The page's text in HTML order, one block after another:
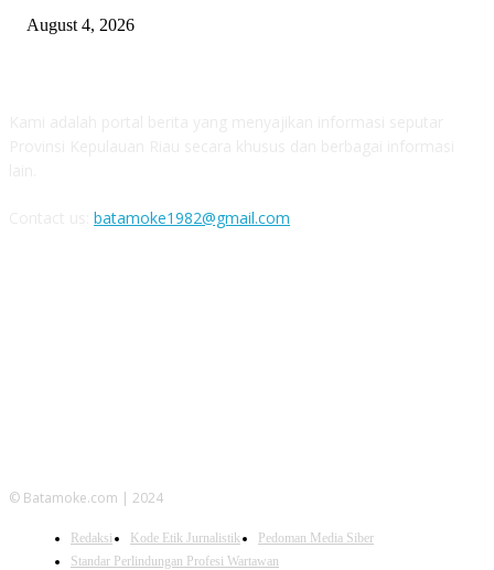
August 4, 2026
batamoke1982@gmail.com
© Batamoke.com | 2024
Redaksi Kode Etik Jurnalistik
Pedoman Media Siber
Standar Perlindungan Profesi Wartawan